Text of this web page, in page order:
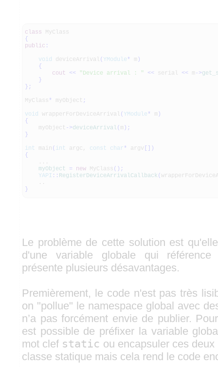
class MyClass
{
public :
void deviceArrival ( YModule * m )
{
cout
<< "Device arrival : " << serial << m - >
}
} ;
MyClass * myObject ;
void wrapperForDeviceArrival ( YModule * m )
{
myObject - >deviceArrival ( m ) ;
}
int main ( int argc, const char * argv
)
{
...
myObject
= new MyClass ( ) ;
YAPI :: RegisterDeviceArrivalCallback (
..
}
Le problème de cette solution est
d'une variable globale qui
présente plusieurs désavantages.
Premièrement, le code n'est pas très
on "pollue" le namespace global avec
n’a pas forcément envie de publier.
est possible de préfixer la variable
mot clef static ou encapsuler ces
classe statique mais cela rend le code